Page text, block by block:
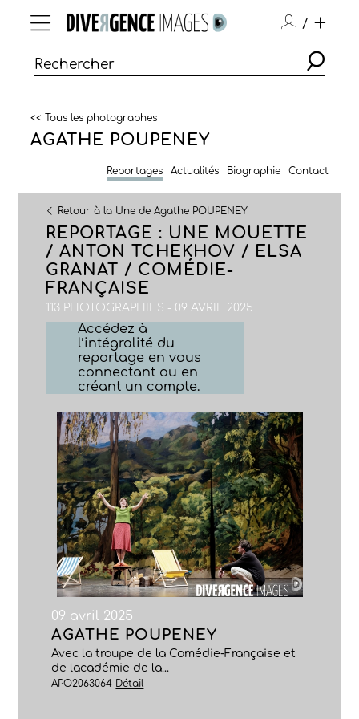
/
<< Tous les photographes
AGATHE POUPENEY
Reportages Actualités Biographie Contact
Retour à la Une de Agathe POUPENEY
REPORTAGE : UNE MOUETTE
/ ANTON TCHEKHOV / ELSA
GRANAT / COMÉDIE-
FRANÇAISE
113 PHOTOGRAPHIES - 09 AVRIL 2025
Accédez à
l’intégralité du
reportage en vous
connectant ou en
créant un compte.
09 avril 2025
AGATHE POUPENEY
Avec la troupe de la Comédie-Française et
de lacadémie de la...
APO2063064 Détail